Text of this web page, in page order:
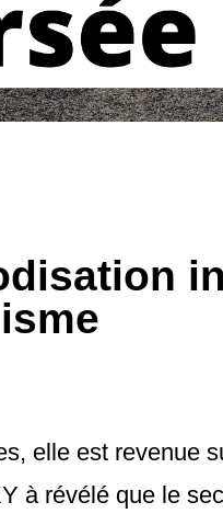
elle est revenue
à révélé que le